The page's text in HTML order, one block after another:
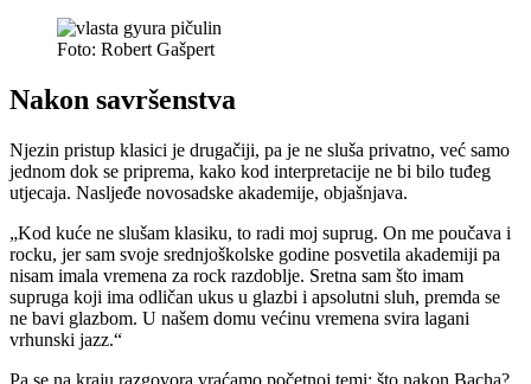
Foto: Robert Gašpert
Nakon savršenstva
Njezin pristup klasici je drugačiji, pa je ne sluša privatno, već samo
jednom dok se priprema, kako kod interpretacije ne bi bilo tuđeg
utjecaja. Nasljeđe novosadske akademije, objašnjava.
„Kod kuće ne slušam klasiku, to radi moj suprug. On me poučava i
rocku, jer sam svoje srednjoškolske godine posvetila akademiji pa
nisam imala vremena za rock razdoblje. Sretna sam što imam
supruga koji ima odličan ukus u glazbi i apsolutni sluh, premda se
ne bavi glazbom. U našem domu većinu vremena svira lagani
vrhunski jazz.“
Pa se na kraju razgovora vraćamo početnoj temi: što nakon Bacha?